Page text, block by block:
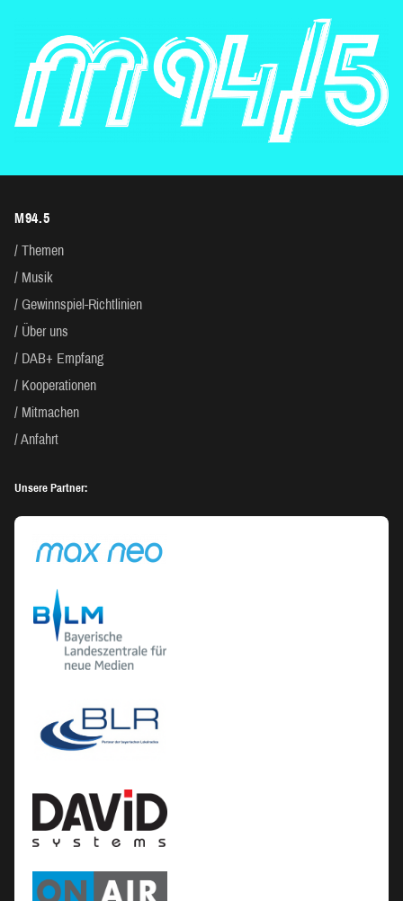
M94.5
Themen
Musik
Gewinnspiel-Richtlinien
Über uns
DAB+ Empfang
Kooperationen
Mitmachen
Anfahrt
Unsere Partner: